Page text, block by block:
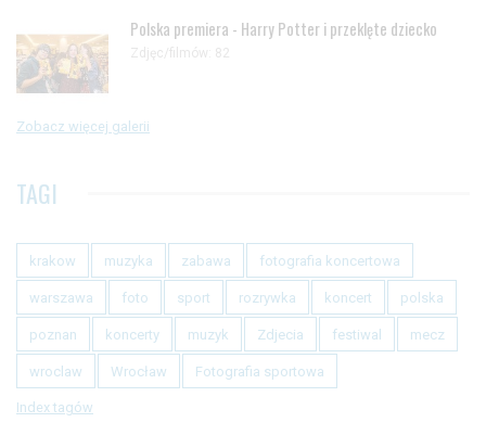
Polska premiera - Harry Potter i przeklęte dziecko
Zdjęc/filmów: 82
Zobacz więcej galerii
TAGI
krakow muzyka zabawa fotografia koncertowa
warszawa foto sport rozrywka koncert polska
poznan koncerty muzyk Zdjecia festiwal mecz
wroclaw Wrocław Fotografia sportowa
Index tagów